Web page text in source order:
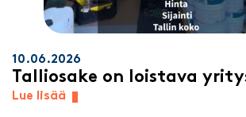
10.06.2026
Talliosake on loistava
Lue lisää